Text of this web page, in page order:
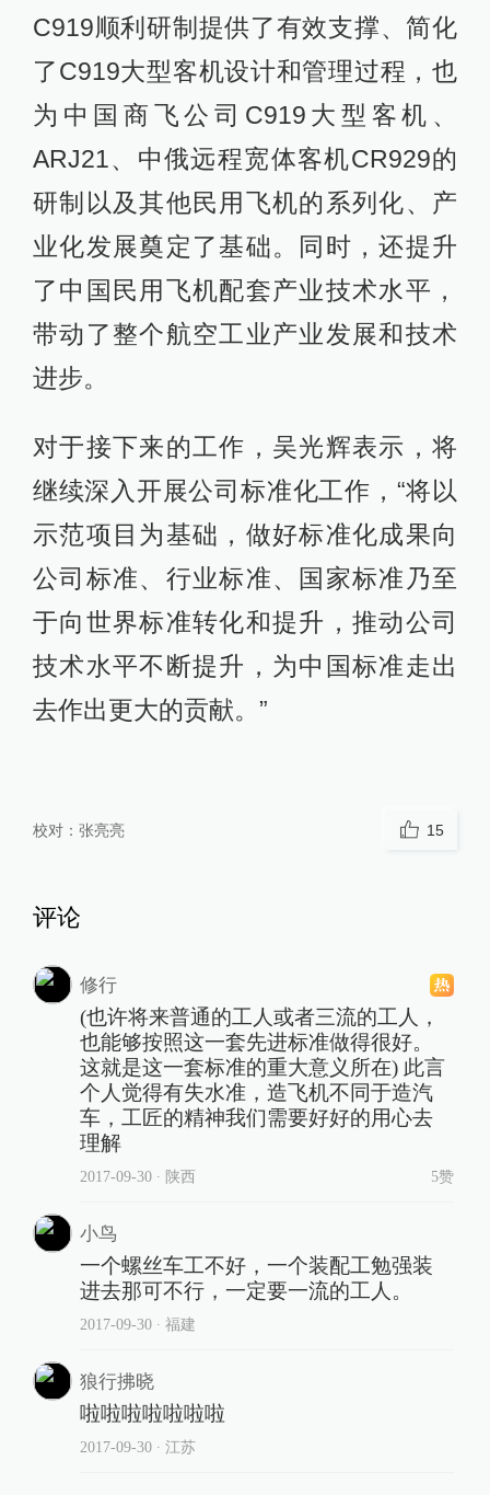
C919顺利研制提供了有效支撑、简化
了C919大型客机设计和管理过程，也
为中国商飞公司C919大型客机、
ARJ21、中俄远程宽体客机CR929的
研制以及其他民用飞机的系列化、产
业化发展奠定了基础。同时，还提升
了中国民用飞机配套产业技术水平，
带动了整个航空工业产业发展和技术
进步。
对于接下来的工作，吴光辉表示，将
继续深入开展公司标准化工作，“将以
示范项目为基础，做好标准化成果向
公司标准、行业标准、国家标准乃至
于向世界标准转化和提升，推动公司
技术水平不断提升，为中国标准走出
去作出更大的贡献。”
校对： 张亮亮 15
评论
修行
(也许将来普通的工人或者三流的工人，
也能够按照这一套先进标准做得很好。
这就是这一套标准的重大意义所在) 此言
个人觉得有失水准，造飞机不同于造汽
车，工匠的精神我们需要好好的用心去
理解
2017-09-30∙ 陕西 5赞
小鸟
一个螺丝车工不好，一个装配工勉强装
进去那可不行，一定要一流的工人。
2017-09-30∙ 福建
狼行拂晓
啦啦啦啦啦啦啦
2017-09-30∙ 江苏